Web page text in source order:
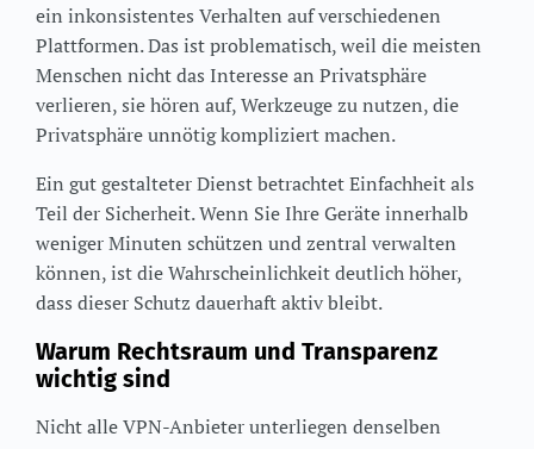
ein inkonsistentes Verhalten auf verschiedenen
Plattformen. Das ist problematisch, weil die meisten
Menschen nicht das Interesse an Privatsphäre
verlieren, sie hören auf, Werkzeuge zu nutzen, die
Privatsphäre unnötig kompliziert machen.
Ein gut gestalteter Dienst betrachtet Einfachheit als
Teil der Sicherheit. Wenn Sie Ihre Geräte innerhalb
weniger Minuten schützen und zentral verwalten
können, ist die Wahrscheinlichkeit deutlich höher,
dass dieser Schutz dauerhaft aktiv bleibt.
Warum Rechtsraum und Transparenz
wichtig sind
Nicht alle VPN-Anbieter unterliegen denselben